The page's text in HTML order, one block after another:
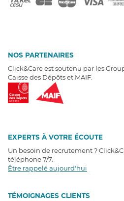
NOS PARTENAIRES
Click&Care est soutenu par les
Caisse des Dépôts et MAIF.
EXPERTS À VOTRE ÉCOUTE
Un besoin de recrutement ?
téléphone 7/7.
Être rappelé aujourd'hui
TÉMOIGNAGES CLIENTS